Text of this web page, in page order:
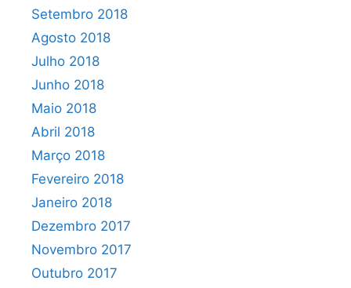
Setembro 2018
Agosto 2018
Julho 2018
Junho 2018
Maio 2018
Abril 2018
Março 2018
Fevereiro 2018
Janeiro 2018
Dezembro 2017
Novembro 2017
Outubro 2017